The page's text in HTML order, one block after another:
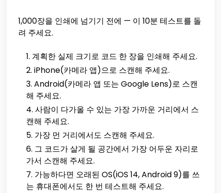
1,000장을 인쇄에 넘기기 전에 — 이 10분 테스트를 돌
려 주세요.
계획한 실제 크기로 코드 한 장을 인쇄해 주세요.
iPhone(카메라 앱)으로 스캔해 주세요.
Android(카메라 앱 또는 Google Lens)로 스캔
해 주세요.
사람이 다가올 수 있는 가장 가까운 거리에서 스
캔해 주세요.
가장 먼 거리에서도 스캔해 주세요.
그 코드가 살게 될 공간에서 가장 어두운 자리로
가서 스캔해 주세요.
가능하다면 오래된 OS(iOS 14, Android 9)를 쓰
는 휴대폰에서도 한 번 테스트해 주세요.